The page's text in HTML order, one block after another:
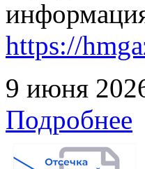
https://
9 июня
Подробнее